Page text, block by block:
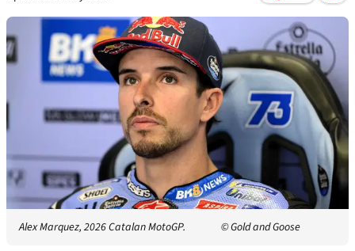
Alex Marquez, 2026 Catalan MotoGP. © Gold and Goose